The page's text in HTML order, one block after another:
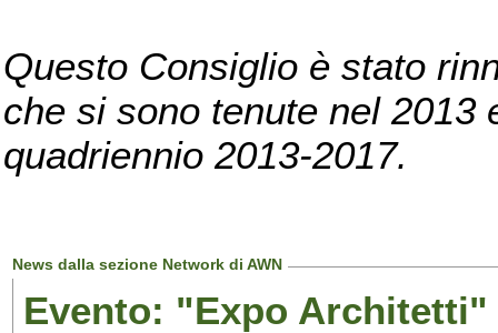
Questo Consiglio è stato
che si sono tenute nel 2013
quadriennio 2013-2017.
News dalla sezione Network di AWN
Evento: "Expo Architetti"